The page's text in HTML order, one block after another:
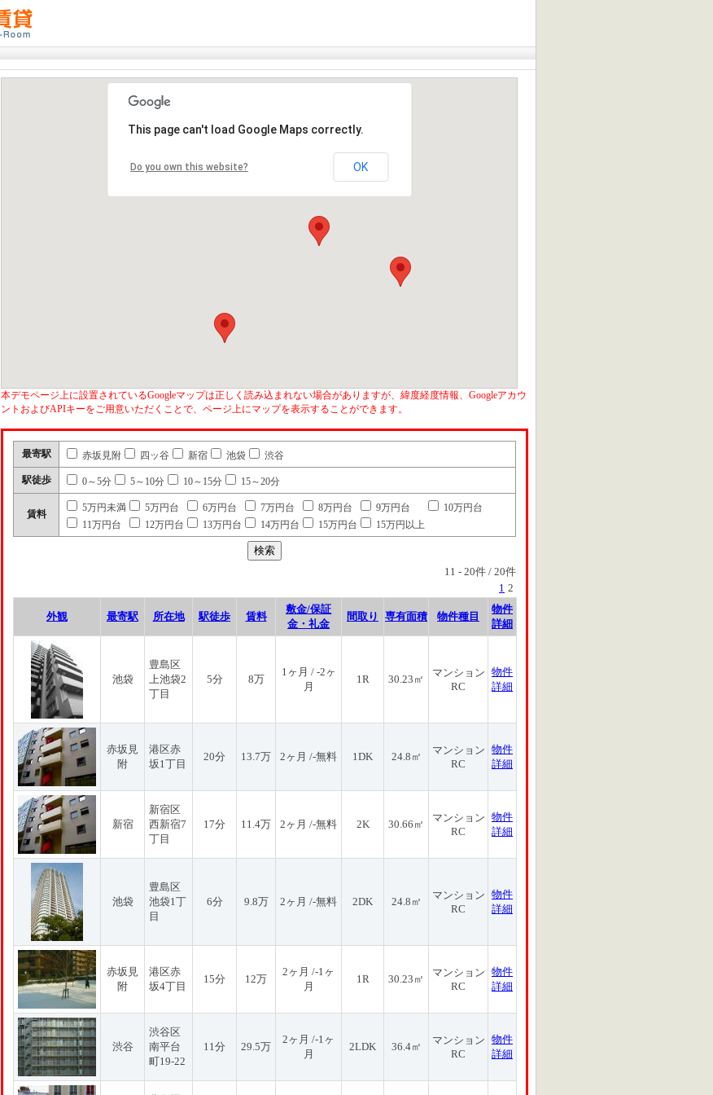
This page can't load Google Maps correctly.
Do you own this website? OK
本デモページ上に設置されているGoogleマップは正しく読み込まれない場合がありますが、緯度経度情報、Googleアカウ
ントおよびAPIキーをご用意いただくことで、ページ上にマップを表示することができます。
最寄駅 赤坂見附 四ッ谷 新宿 池袋 渋谷
駅徒歩 0～5分 5～10分 10～15分 15～20分
賃料
5万円未満 5万円台 6万円台 7万円台 8万円台 9万円台
10万円台
11万円台
12万円台 13万円台 14万円台 15万円台 15万円以上
11 - 20件 / 20件
1 2
外観 最寄駅 所在地 駅徒歩 賃料
敷金/保証
金・礼金
間取り 専有面積 物件種目
物件
詳細
池袋
豊島区
上池袋2
丁目
5分 8万
1ヶ月 / -2ヶ
月
1R 30.23㎡
マンション
RC
物件
詳細
赤坂見
附
港区赤
坂1丁目
20分 13.7万 2ヶ月 /-無料 1DK 24.8㎡
マンション
RC
物件
詳細
新宿
新宿区
西新宿7
丁目
17分 11.4万 2ヶ月 /-無料 2K 30.66㎡
マンション
RC
物件
詳細
池袋
豊島区
池袋1丁
目
6分 9.8万 2ヶ月 /-無料 2DK 24.8㎡
マンション
RC
物件
詳細
赤坂見
附
港区赤
坂4丁目
15分 12万
2ヶ月 /-1ヶ
月
1R 30.23㎡
マンション
RC
物件
詳細
渋谷
渋谷区
南平台
町19-22
11分 29.5万
2ヶ月 /-1ヶ
月
2LDK 36.4㎡
マンション
RC
物件
詳細